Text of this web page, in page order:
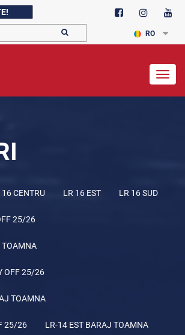
RO
16 CENTRU LR 16 EST LR 16 SUD
25/26
TOAMNA
OFF 25/26
TOAMNA
25/26 LR-14 EST BARAJ TOAMNA